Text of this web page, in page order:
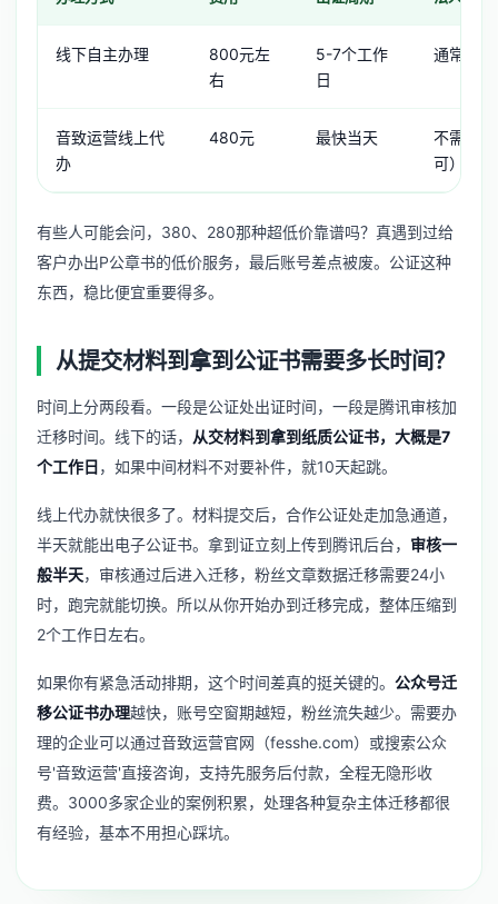
线下自主办理
800元左
右
5-7个工作
日
通常需要
音致运营线上代
办
480元 最快当天
不需要
可）
有些人可能会问，380、280那种超低价靠谱吗？真遇到过给
客户办出P公章书的低价服务，最后账号差点被废。公证这种
东西，稳比便宜重要得多。
从提交材料到拿到公证书需要多长时间？
时间上分两段看。一段是公证处出证时间，一段是腾讯审核加
迁移时间。线下的话， 从交材料到拿到纸质公证书，大概是7
个工作日 ，如果中间材料不对要补件，就10天起跳。
线上代办就快很多了。材料提交后，合作公证处走加急通道，
半天就能出电子公证书。拿到证立刻上传到腾讯后台， 审核一
般半天，审核通过后进入迁移，粉丝文章数据迁移需要24小
时，跑完就能切换。所以从你开始办到迁移完成，整体压缩到
2个工作日左右。
如果你有紧急活动排期，这个时间差真的挺关键的。 公众号迁
移公证书办理越快，账号空窗期越短，粉丝流失越少。需要办
理的企业可以通过音致运营官网（fesshe.com）或搜索公众
号'音致运营'直接咨询，支持先服务后付款，全程无隐形收
费。3000多家企业的案例积累，处理各种复杂主体迁移都很
有经验，基本不用担心踩坑。